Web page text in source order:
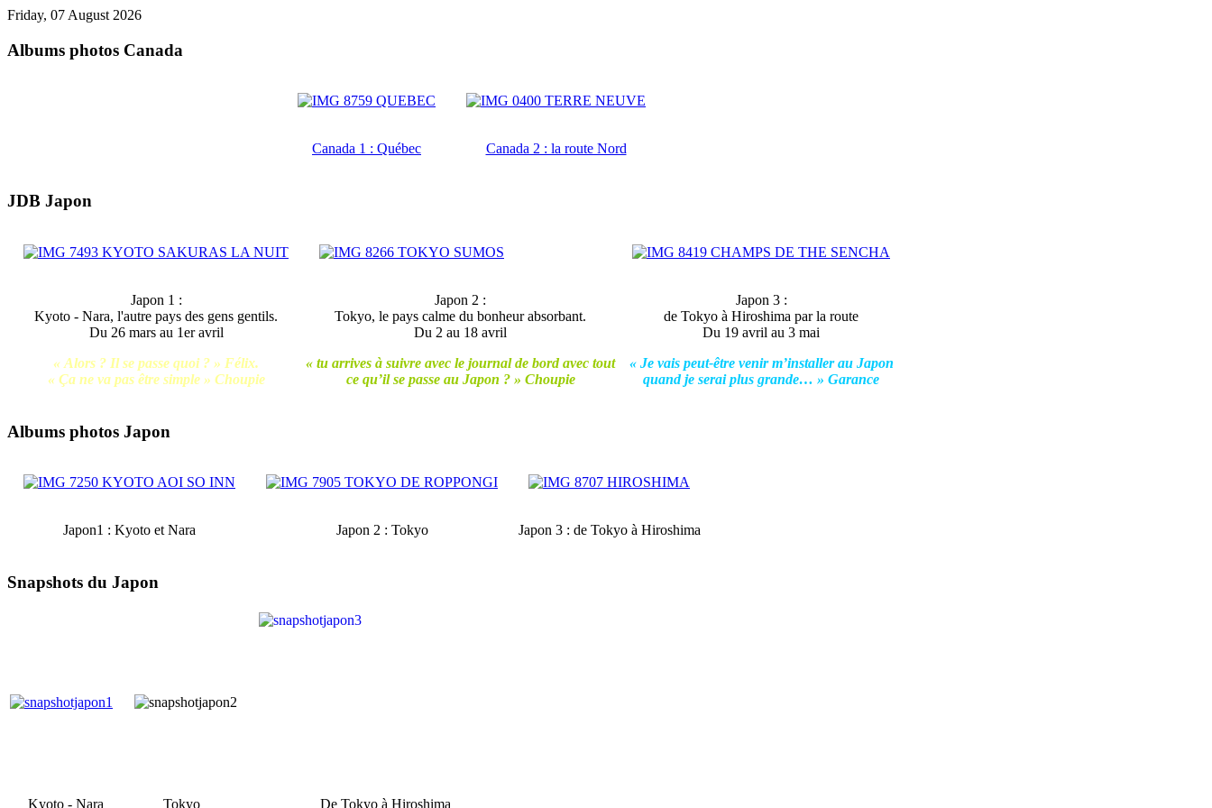
Friday, 07 August 2026
Albums photos Canada
Canada 1 : Québec Canada 2 : la route Nord
JDB Japon
Japon 1 :
Kyoto - Nara, l'autre pays des gens gentils.
Du 26 mars au 1er avril
« Alors ? Il se passe quoi ? » Félix.
« Ça ne va pas être simple » Choupie
Japon 2 :
Tokyo, le pays calme du bonheur absorbant.
Du 2 au 18 avril
« tu arrives à suivre avec le journal de bord avec tout
ce qu’il se passe au Japon ? » Choupie
Japon 3 :
de Tokyo à Hiroshima par la route
Du 19 avril au 3 mai
« Je vais peut-être venir m’installer au Japon
quand je serai plus grande… » Garance
Albums photos Japon
Japon1 : Kyoto et Nara Japon 2 : Tokyo Japon 3 : de Tokyo à Hiroshima
Snapshots du Japon
Kyoto - Nara Tokyo De Tokyo à Hiroshima